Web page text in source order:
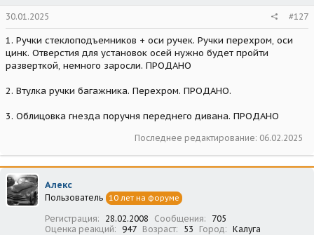
30.01.2025 #127
1. Ручки стеклоподъемников + оси ручек. Ручки перехром, оси
цинк. Отверстия для установок осей нужно будет пройти
разверткой, немного заросли. ПРОДАНО
2. Втулка ручки багажника. Перехром. ПРОДАНО.
3. Облицовка гнезда поручня переднего дивана. ПРОДАНО
Последнее редактирование: 06.02.2025
Алекс
Пользователь 10 лет на форуме
Регистрация 28.02.2008 Сообщения
705
Оценка реакций
947 Возраст 53 Город Калуга